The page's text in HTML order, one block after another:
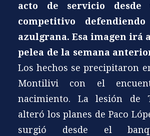
acto de servicio desde
competitivo
azulgrana. Esa imagen irá
pelea de la semana
Los hechos se precipitaron
Montilivi con el
nacimiento. La lesión de
alteró los planes de Paco
surgió desde el